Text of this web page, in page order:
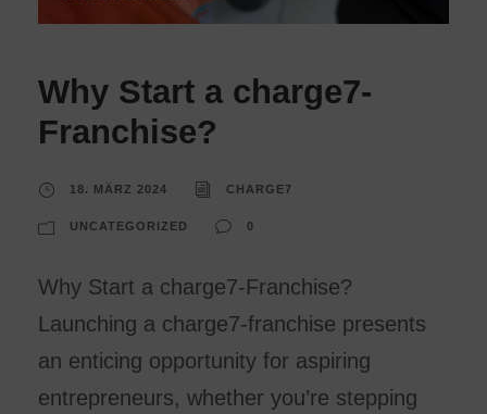
Why Start a charge7-
Franchise?
18. MÄRZ 2024 CHARGE7
UNCATEGORIZED 0
Why Start a charge7-Franchise?
Launching a charge7-franchise presents
an enticing opportunity for aspiring
entrepreneurs, whether you’re stepping